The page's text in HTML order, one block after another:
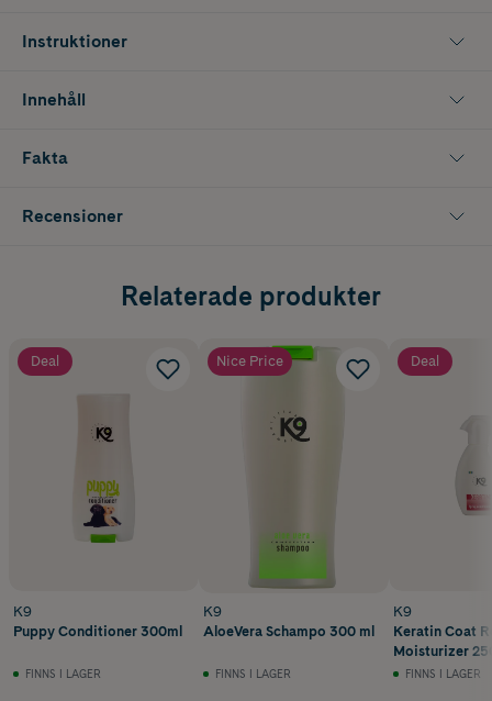
Instruktioner
Innehåll
Fakta
Recensioner
Relaterade produkter
Deal
K9
Puppy Conditioner 300ml
FINNS I LAGER
Nice Price
K9
AloeVera Schampo 300 ml
FINNS I LAGER
Deal
K9
Keratin Coat
Moisturizer
FINNS I LAGER